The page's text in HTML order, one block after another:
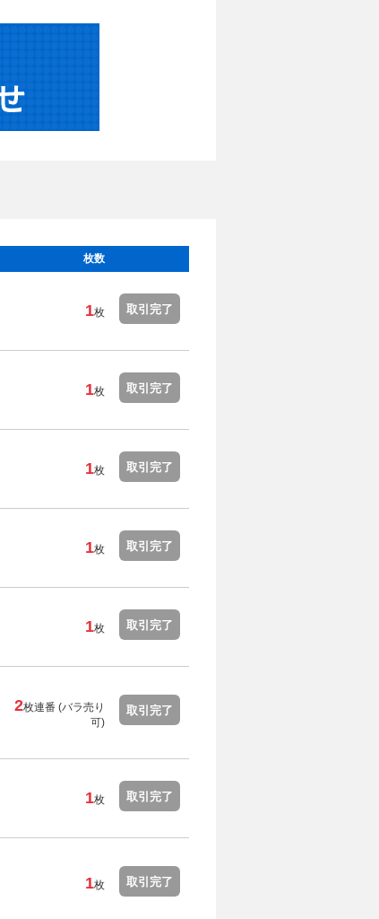
枚数
1枚 取引完了
1枚 取引完了
1枚 取引完了
1枚 取引完了
1枚 取引完了
2枚連番 (バラ売り
可)
取引完了
1枚 取引完了
1枚 取引完了